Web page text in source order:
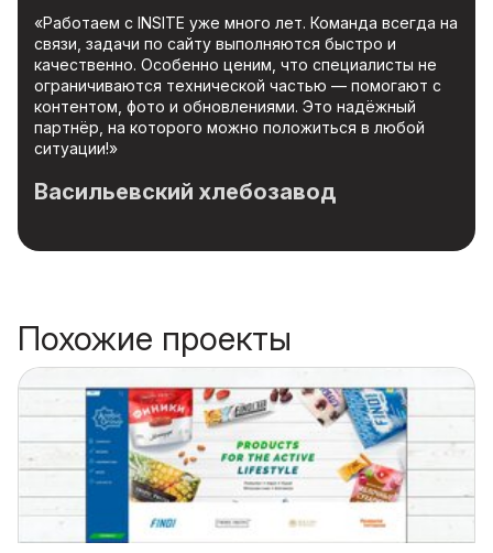
«Работаем с INSITE уже много лет. Команда всегда на
связи, задачи по сайту выполняются быстро и
качественно. Особенно ценим, что специалисты не
ограничиваются технической частью — помогают с
контентом, фото и обновлениями. Это надёжный
партнёр, на которого можно положиться в любой
ситуации!»
Васильевский хлебозавод
Похожие проекты